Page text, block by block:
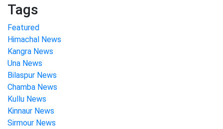
Tags
Featured
Himachal News
Kangra News
Una News
Bilaspur News
Chamba News
Kullu News
Kinnaur News
Sirmour News